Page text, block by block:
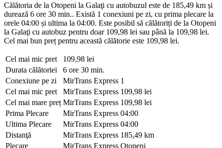
Călătoria de la Otopeni la Galaţi cu autobuzul este de 185,49 km și
durează 6 ore 30 min.. Există 1 conexiuni pe zi, cu prima plecare la
orele 04:00 și ultima la 04:00. Este posibil să călătoriți de la Otopeni
la Galaţi cu autobuz pentru doar 109,98 lei sau până la 109,98 lei.
Cel mai bun preț pentru această călătorie este 109,98 lei.
Cel mai mic pret
109,98 lei
Durata călătoriei
6 ore 30 min.
Conexiune pe zi
MirTrans Express 1
Cel mai mic pret
MirTrans Express 109,98 lei
Cel mai mare preț MirTrans Express 109,98 lei
Prima Plecare
MirTrans Express 04:00
Ultima Plecare
MirTrans Express 04:00
Distanţă
MirTrans Express 185,49 km
Plecare
MirTrans Express Otopeni